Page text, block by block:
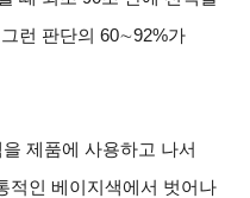
런 판단의 60∼92%가
제품에 사용하고 나서
적인 베이지색에서 벗어나